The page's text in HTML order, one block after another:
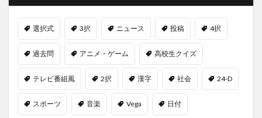
選択式 3択 ニュース 投稿 4択
過去問 アニメ・ゲーム 高校生クイズ
テレビ番組風 2択 漢字 社会 24-D
スポーツ 音楽 Vega 日付